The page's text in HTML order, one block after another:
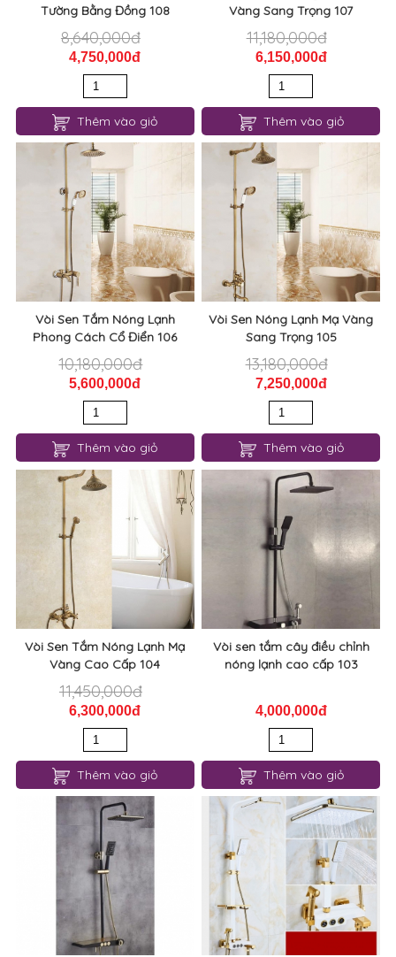
Tường Bằng Đồng 108
8,640,000đ
4,750,000đ
Thêm vào giỏ
Vàng Sang Trọng 107
11,180,000đ
6,150,000đ
Thêm vào giỏ
Vòi Sen Tắm Nóng Lạnh
Phong Cách Cổ Điển 106
10,180,000đ
5,600,000đ
Thêm vào giỏ
Vòi Sen Nóng Lạnh Mạ Vàng
Sang Trọng 105
13,180,000đ
7,250,000đ
Thêm vào giỏ
Vòi Sen Tắm Nóng Lạnh Mạ
Vàng Cao Cấp 104
11,450,000đ
6,300,000đ
Thêm vào giỏ
Vòi sen tắm cây điều chỉnh
nóng lạnh cao cấp 103
4,000,000đ
Thêm vào giỏ